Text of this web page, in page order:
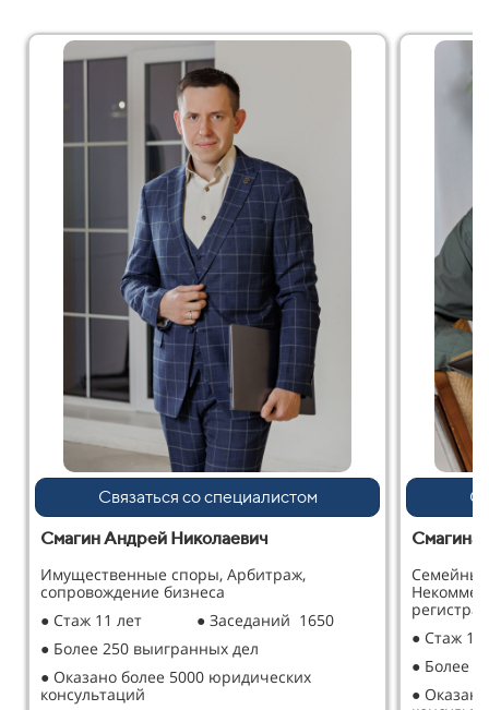
Связаться со специалистом
Смагин Андрей Николаевич
Имущественные споры, Арбитраж,
сопровождение бизнеса
● Стаж 11 лет
● Заседаний 1650
● Более 250 выигранных дел
● Оказано более 5000 юридических
консультаций
Смагина
● Стаж 12
● Более
●